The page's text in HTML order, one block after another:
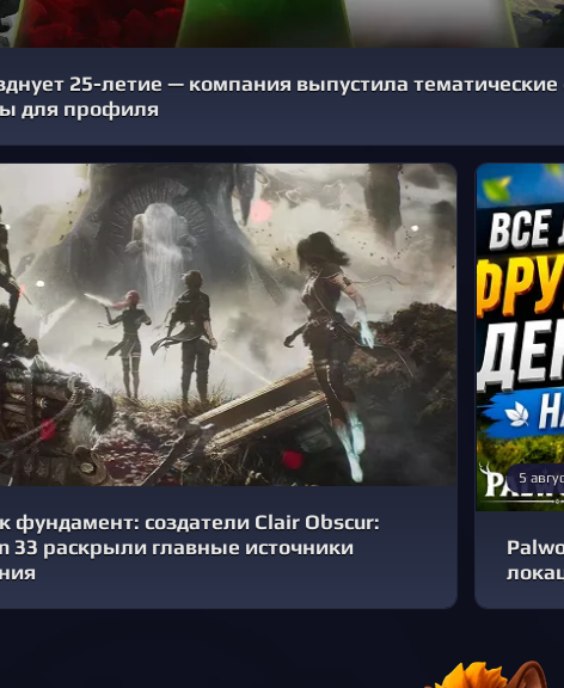
25-летие — компания выпустила тематические
для профиля
фундамент: создатели Clair Obscur:
33 раскрыли главные источники
5